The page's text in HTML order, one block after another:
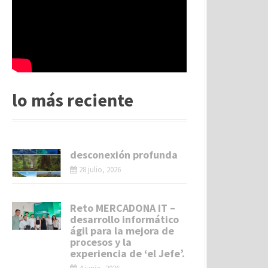
lo más reciente
desconexión profunda
28 julio, 2026
Reto MERCADONA IT –
desarrollo informático
ágil para la mejora de
procesos y la
experiencia de ‘el Jefe’.